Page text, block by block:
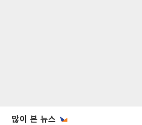
많이 본 뉴스